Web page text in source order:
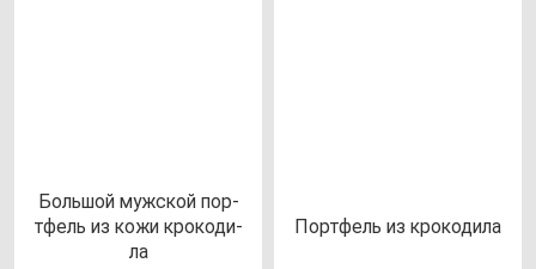
Боль­шой муж­ской пор­
тфель из ко­жи кро­ко­ди­
ла
Пор­тфель из кро­ко­ди­ла